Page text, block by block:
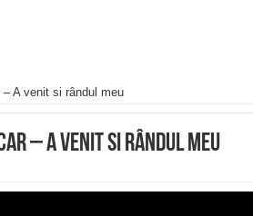
A venit si rândul meu
– A venit si rândul meu